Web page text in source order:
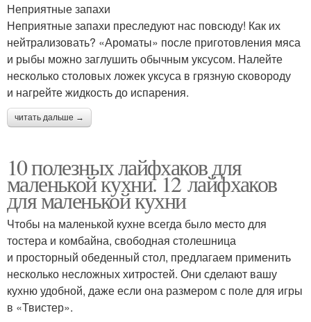
Неприятные запахи
Неприятные запахи преследуют нас повсюду! Как их
нейтрализовать? «Ароматы» после приготовления мяса
и рыбы можно заглушить обычным уксусом. Налейте
несколько столовых ложек уксуса в грязную сковороду
и нагрейте жидкость до испарения.
читать дальше →
10 полезных лайфхаков для
маленькой кухни. 12 лайфхаков
для маленькой кухни
Чтобы на маленькой кухне всегда было место для
тостера и комбайна, свободная столешница
и просторный обеденный стол, предлагаем применить
несколько несложных хитростей. Они сделают вашу
кухню удобной, даже если она размером с поле для игры
в «Твистер».